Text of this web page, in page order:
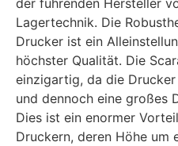
der führenden Hersteller
Lagertechnik. Die
Drucker ist ein
höchster Qualität. Die
einzigartig, da die
und dennoch eine großes
Dies ist ein enormer
Druckern, deren Höhe um